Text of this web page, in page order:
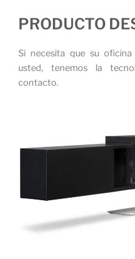
PRODUCTO
Si necesita que su
usted, tenemos la
contacto.